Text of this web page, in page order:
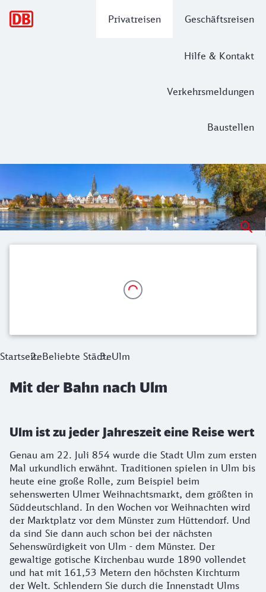
Privatreisen Geschäftsreisen
Hilfe & Kontakt
Verkehrsmeldungen
Baustellen
Mit der Bahn nach Ulm
StartseiteBeliebte StädteUlm
Mit der Bahn nach Ulm
Ulm ist zu jeder Jahreszeit eine Reise wert
Genau am 22. Juli 854 wurde die Stadt Ulm zum ersten
Mal urkundlich erwähnt. Traditionen spielen in Ulm bis
heute eine große Rolle, zum Beispiel beim
sehenswerten Ulmer Weihnachtsmarkt, dem größten in
Süddeutschland. In den Wochen vor Weihnachten wird
der Marktplatz vor dem Münster zum Hüttendorf. Und
da sind Sie dann auch schon bei der nächsten
Sehenswürdigkeit von Ulm - dem Münster. Der
gewaltige gotische Kirchenbau wurde 1890 vollendet
und hat mit 161,53 Metern den höchsten Kirchturm
der Welt. Schlendern Sie durch die Innenstadt Ulms